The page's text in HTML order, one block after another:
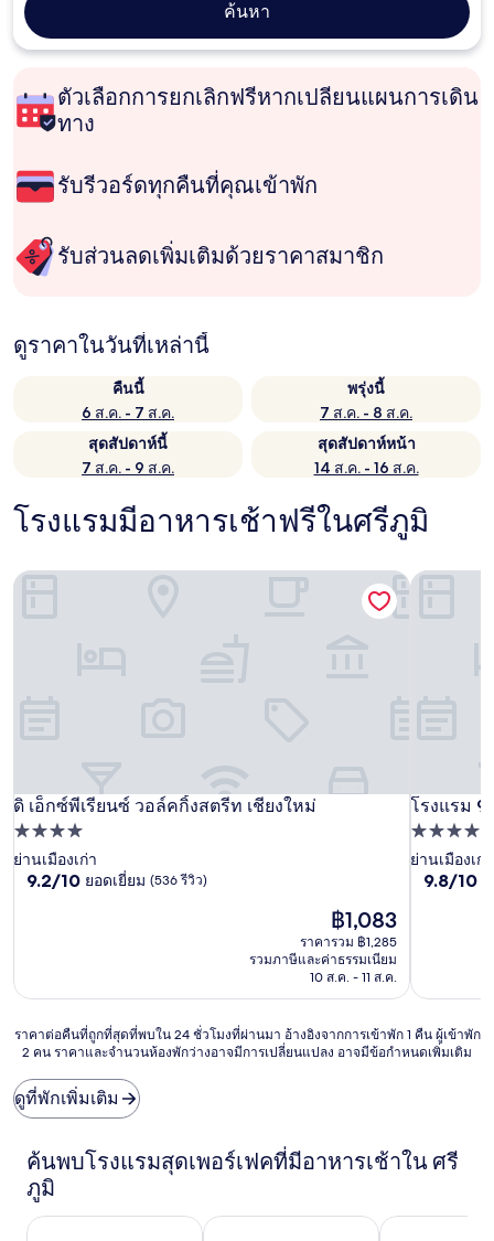
ค้นหา
ตัวเลือกการยกเลิกฟรีหากเปลี่ยนแผนการเดิน
ทาง
รับรีวอร์ดทุกคืนที่คุณเข้าพัก
รับส่วนลดเพิ่มเติมด้วยราคาสมาชิก
ดูราคาในวันที่เหล่านี้
คืนนี้
6 ส.ค. - 7 ส.ค.
พรุ่งนี้
7 ส.ค. - 8 ส.ค.
สุดสัปดาห์นี้
7 ส.ค. - 9 ส.ค.
สุดสัปดาห์หน้า
14 ส.ค. - 16 ส.ค.
โรงแรมมีอาหารเช้าฟรีในศรีภูมิ
ดิ เอ็กซ์พีเรียนซ์ วอล์คกิ้งสตรีท เชียงใหม่
ดิ เอ็กซ์พีเรียนซ์ วอล์คกิ้งสตรีท เชียงใหม่
ที่พัก
4.0
ดาว
ย่านเมืองเก่า
9.2
รีวิว)
9.2/10 ยอดเยี่ยม (536 รีวิว)
ราคา
ปัจจุบัน
คือ
฿1,083
฿1,083
ราคารวม ฿1,285
รวมภาษีและค่าธรรมเนียม
10 ส.ค. - 11 ส.ค.
ดิ เอ็กซ์พีเรียนซ์ วอล์คกิ้งสตรีท เชียงใหม่
โรงแรม
โรงแรม
ที่พัก
4.5
ดาว
ย่านเมืองเก่า
9.8
(442
9.8/10
โรงแรม
ราคา
ต่อ
ที่
ถูก
พบใน
24
ชั่วโมง
ราคาต่อคืนที่ถูกที่สุดที่พบใน 24 ชั่วโมงที่ผ่านมา อ้างอิงจากการเข้าพัก 1 คืน ผู้เข้าพัก
2 คน ราคาและจำนวนห้องพักว่างอาจมีการเปลี่ยนแปลง อาจมีข้อกำหนดเพิ่มเติม
ดูที่พักเพิ่มเติม
ค้นพบโรงแรมสุดเพอร์เฟคที่มีอาหารเช้าใน ศรี
ภูมิ